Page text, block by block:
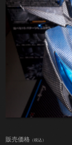
販売価格 （税込）